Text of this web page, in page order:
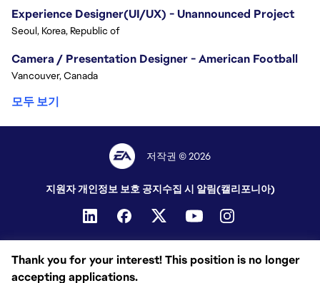
Thank you for your interest! This position is no longer
accepting applications.
Experience Designer(UI/UX) - Unannounced Project
Seoul, Korea, Republic of
Camera / Presentation Designer - American Football
Vancouver, Canada
모두 보기
저작권 © 2026
지원자 개인정보 보호 공지수집 시 알림(캘리포니아)